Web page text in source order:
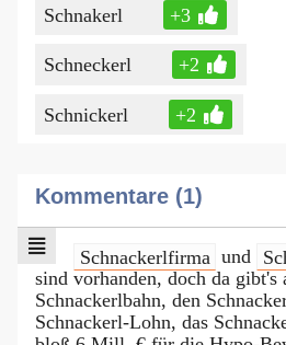
Schnakerl +3
Schneckerl +2
Schnickerl +2
Kommentare (1)
Schnackerlfirma und
sind vorhanden, doch da gibt's
Schnackerlbahn, den
Schnackerl-Lohn, das